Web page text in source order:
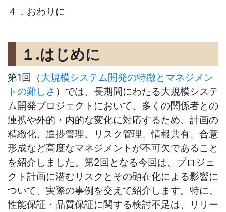
４．おわりに
１.はじめに
第1回（大規模システム開発の特徴とマネジメン
トの難しさ ）では、長期間にわたる大規模システ
ム開発プロジェクトにおいて、多くの関係者との
連携や外的・内的な変化に対応するため、計画の
精緻化、進捗管理、リスク管理、情報共有、合意
形成など高度なマネジメントが不可欠であること
を紹介しました。第2回となる今回は、プロジェ
クト計画に潜むリスクとその顕在化による影響に
ついて、実際の事例を交えて紹介します。特に、
性能保証・品質保証に関する検討不足は、リリー